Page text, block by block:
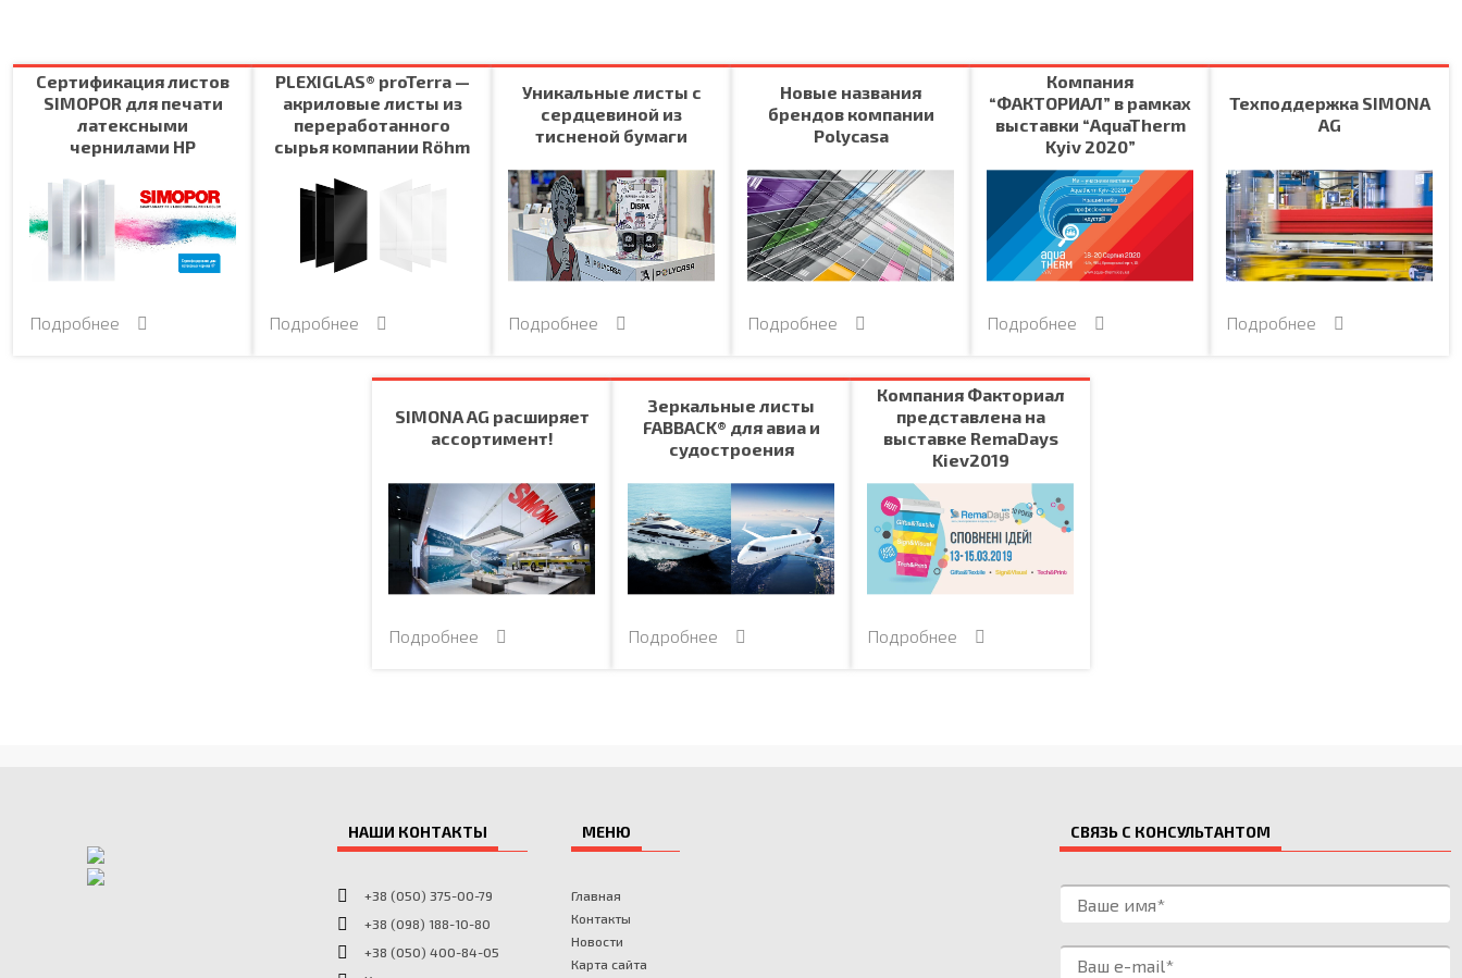
Сертификация листов
SIMOPOR для печати
латексными
чернилами HP
Подробнее
PLEXIGLAS® proTerra —
акриловые листы из
переработанного
сырья компании Röhm
Подробнее
Уникальные листы с
сердцевиной из
тисненой бумаги
Подробнее
Новые названия
брендов компании
Polycasa
Подробнее
Компания
“ФАКТОРИАЛ” в рамках
выставки “AquaTherm
Kyiv 2020”
Подробнее
Техподдержка SIMONA
AG
Подробнее
SIMONA AG расширяет
ассортимент!
Подробнее
Зеркальные листы
FABBACK® для авиа и
судостроения
Подробнее
Компания Факториал
представлена на
выставке RemaDays
Kiev2019
Подробнее
НАШИ КОНТАКТЫ
+38 (050) 375-00-79
+38 (098) 188-10-80
+38 (050) 400-84-05
МЕНЮ
Главная
Контакты
Новости
Карта сайта
СВЯЗЬ С КОНСУЛЬТАНТОМ